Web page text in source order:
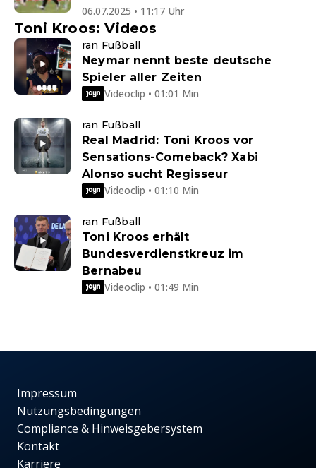
06.07.2025 • 11:17 Uhr
Toni Kroos: Videos
ran Fußball
Neymar nennt beste deutsche
Spieler aller Zeiten
Videoclip • 01:01 Min
ran Fußball
Real Madrid: Toni Kroos vor
Sensations-Comeback? Xabi
Alonso sucht Regisseur
Videoclip • 01:10 Min
ran Fußball
Toni Kroos erhält
Bundesverdienstkreuz im
Bernabeu
Videoclip • 01:49 Min
Impressum
Nutzungsbedingungen
Compliance & Hinweisgebersystem
Kontakt
Karriere